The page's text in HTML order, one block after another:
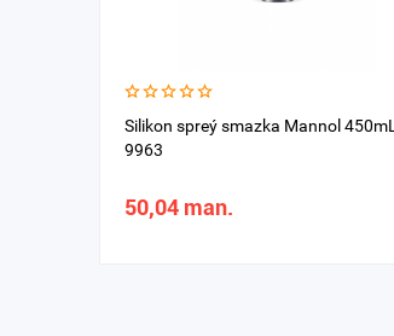
Silikon spreý smazka Mannol 450mL
9963
50,04 man.